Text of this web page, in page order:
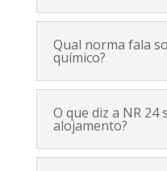
Qual norma fala
químico?
O que diz a NR 24
alojamento?